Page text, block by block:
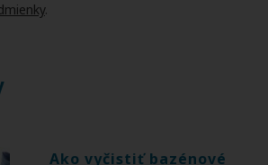
.
Ako vyčistiť bazénové